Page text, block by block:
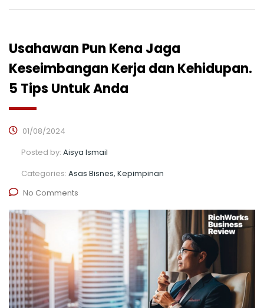
Usahawan Pun Kena Jaga
Keseimbangan Kerja dan Kehidupan.
5 Tips Untuk Anda
01/08/2024
Posted by: Aisya Ismail
Categories: Asas Bisnes, Kepimpinan
No Comments